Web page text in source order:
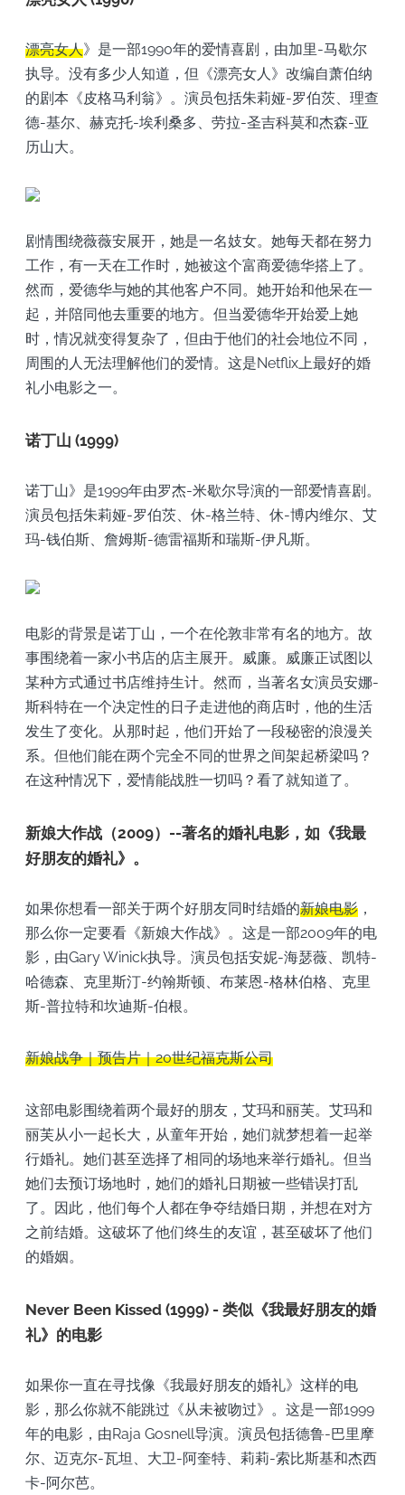
漂亮女人》是一部1990年的爱情喜剧，由加里-马歇尔
执导。没有多少人知道，但《漂亮女人》改编自萧伯纳
的剧本《皮格马利翁》。演员包括朱莉娅-罗伯茨、理查
德-基尔、赫克托-埃利桑多、劳拉-圣吉科莫和杰森-亚
历山大。
剧情围绕薇薇安展开，她是一名妓女。她每天都在努力
工作，有一天在工作时，她被这个富商爱德华搭上了。
然而，爱德华与她的其他客户不同。她开始和他呆在一
起，并陪同他去重要的地方。但当爱德华开始爱上她
时，情况就变得复杂了，但由于他们的社会地位不同，
周围的人无法理解他们的爱情。这是Netflix上最好的婚
礼小电影之一。
诺丁山 (1999)
诺丁山》是1999年由罗杰-米歇尔导演的一部爱情喜剧。
演员包括朱莉娅-罗伯茨、休-格兰特、休-博内维尔、艾
玛-钱伯斯、詹姆斯-德雷福斯和瑞斯-伊凡斯。
电影的背景是诺丁山，一个在伦敦非常有名的地方。故
事围绕着一家小书店的店主展开。威廉。威廉正试图以
某种方式通过书店维持生计。然而，当著名女演员安娜-
斯科特在一个决定性的日子走进他的商店时，他的生活
发生了变化。从那时起，他们开始了一段秘密的浪漫关
系。但他们能在两个完全不同的世界之间架起桥梁吗？
在这种情况下，爱情能战胜一切吗？看了就知道了。
新娘大作战（2009）--著名的婚礼电影，如《我最
好朋友的婚礼》。
如果你想看一部关于两个好朋友同时结婚的新娘电影，
那么你一定要看《新娘大作战》。这是一部2009年的电
影，由Gary Winick执导。演员包括安妮-海瑟薇、凯特-
哈德森、克里斯汀-约翰斯顿、布莱恩-格林伯格、克里
斯-普拉特和坎迪斯-伯根。
新娘战争｜预告片｜20世纪福克斯公司
这部电影围绕着两个最好的朋友，艾玛和丽芙。艾玛和
丽芙从小一起长大，从童年开始，她们就梦想着一起举
行婚礼。她们甚至选择了相同的场地来举行婚礼。但当
她们去预订场地时，她们的婚礼日期被一些错误打乱
了。因此，他们每个人都在争夺结婚日期，并想在对方
之前结婚。这破坏了他们终生的友谊，甚至破坏了他们
的婚姻。
Never Been Kissed (1999) - 类似《我最好朋友的婚
礼》的电影
如果你一直在寻找像《我最好朋友的婚礼》这样的电
影，那么你就不能跳过《从未被吻过》。这是一部1999
年的电影，由Raja Gosnell导演。演员包括德鲁-巴里摩
尔、迈克尔-瓦坦、大卫-阿奎特、莉莉-索比斯基和杰西
卡-阿尔芭。